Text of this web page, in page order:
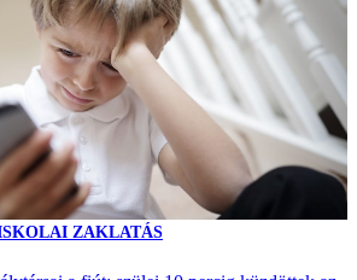
ZAKLATÁS